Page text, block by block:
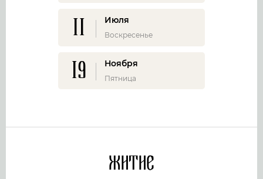
11 Июля
Воскресенье
19 Ноября
Пятница
Житие